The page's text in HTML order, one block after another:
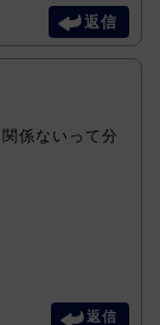
返信
係ないって分
返信